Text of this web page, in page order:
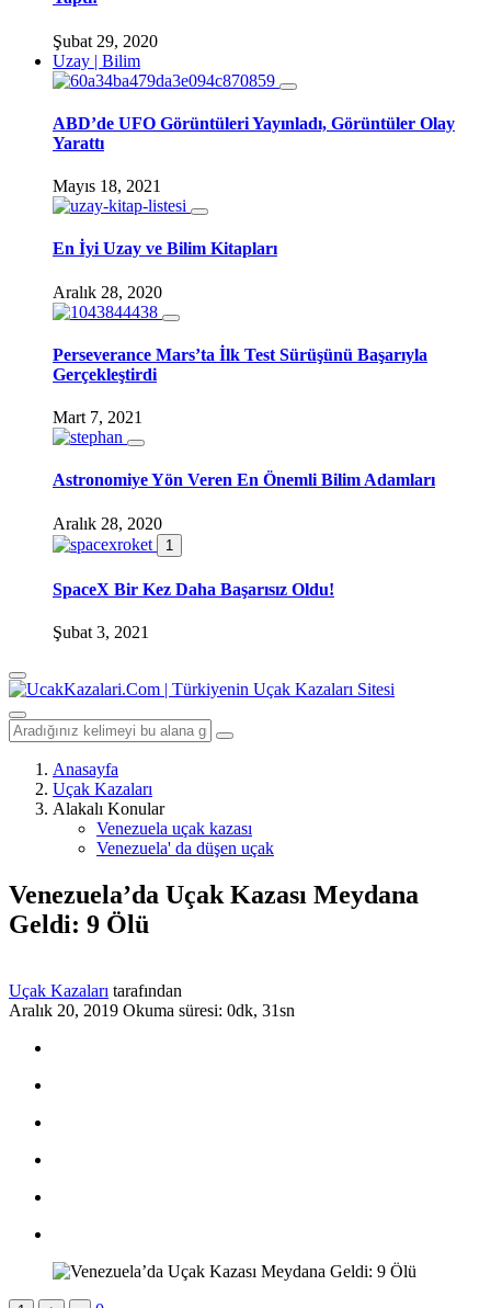
Şubat 29, 2020
Uzay | Bilim
ABD’de UFO Görüntüleri Yayınladı, Görüntüler Olay
Yarattı
Mayıs 18, 2021
En İyi Uzay ve Bilim Kitapları
Aralık 28, 2020
Perseverance Mars’ta İlk Test Sürüşünü Başarıyla
Gerçekleştirdi
Mart 7, 2021
Astronomiye Yön Veren En Önemli Bilim Adamları
Aralık 28, 2020
1
SpaceX Bir Kez Daha Başarısız Oldu!
Şubat 3, 2021
Anasayfa
Uçak Kazaları
Alakalı Konular
Venezuela uçak kazası
Venezuela' da düşen uçak
Venezuela’da Uçak Kazası Meydana
Geldi: 9 Ölü
Uçak Kazaları tarafından
Aralık 20, 2019 Okuma süresi: 0dk, 31sn